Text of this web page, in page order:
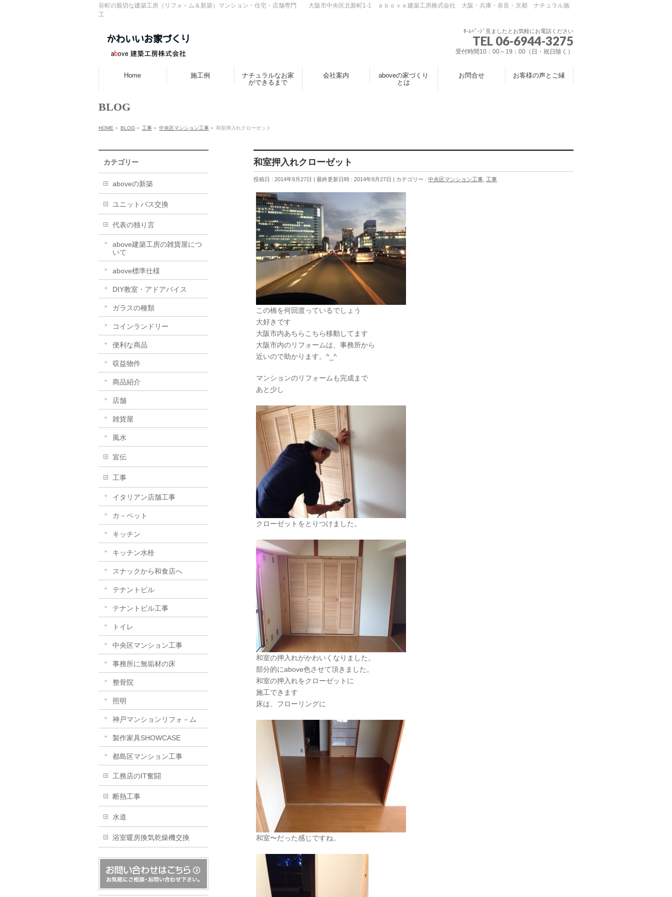
谷町の親切な建築工房（リフォ－ム＆新築）マンション・住宅・店舗専門 大阪市中央区北新町1-1 ａｂｏｖｅ建築工房株式会社 大阪・兵庫・奈良・京都 ナチュラル施
工
ﾎ-ﾑﾍﾟ-ｼﾞ見ましたとお気軽にお電話ください
TEL 06-6944-3275
受付時間10：00～19：00（日・祝日除く）
Home 施工例
ナチュラルなお家
ができるまで
会社案内
aboveの家づくり
とは
お問合せ お客様の声とご縁
BLOG
HOME » BLOG » 工事 » 中央区マンション工事 » 和室押入れクローゼット
和室押入れクローゼット
投稿日 : 2014年9月27日 最終更新日時 : 2014年9月27日 カテゴリー : 中央区マンション工事 工事
この橋を何回渡っているでしょう
大好きです
大阪市内あちらこちら移動してます
大阪市内のリフォームは、事務所から
近いので助かります。^_^
マンションのリフォームも完成まで
あと少し
クローゼットをとりつけました。
和室の押入れがかわいくなりました。
部分的にabove色させて頂きました。
和室の押入れをクローゼットに
施工できます
床は、フローリングに
和室〜だった感じですね。
カテゴリー
aboveの新築
ユニットバス交換
代表の独り言
above建築工房の雑貨屋につ
いて
above標準仕様
DIY教室・アドアバイス
ガラスの種類
コインランドリー
便利な商品
収益物件
商品紹介
店舗
雑貨屋
風水
宣伝
工事
イタリアン店舗工事
カ－ペット
キッチン
キッチン水栓
スナックから和食店へ
テナントビル
テナントビル工事
トイレ
中央区マンション工事
事務所に無垢材の床
整骨院
照明
神戸マンションリフォ－ム
製作家具SHOWCASE
都島区マンション工事
工務店のIT奮闘
断熱工事
水道
浴室暖房換気乾燥機交換